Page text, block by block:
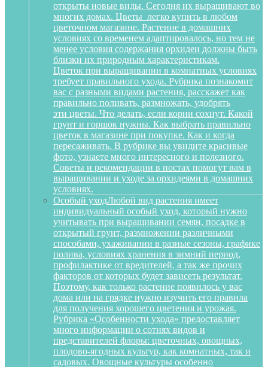
открыты новые виды. Сегодня их выращивают во
многих домах. Цветы легко купить в любом
цветочном магазине. Растение в домашних
условиях со временем адаптировалось, но тем не
менее условия содержания орхидеи должны быть
близки их природным характеристикам.
Цветок при выращивании в комнатных условиях
требует правильного ухода. Рубрика познакомит
вас с разными видами растения, расскажет как
правильно поливать, размножать, удобрять
эти цветы. Что делать, если корни сохнут. Какой
грунт и горшок нужны. Как выбрать правильно
цветок в магазине при покупке. Как и когда
пересаживать. В рубрике вы увидите красивые
фото, узнаете много интересного и полезного.
Советы и рекомендации в постах помогут вам в
выращивании и уходе за орхидеями в домашних
условиях.
Особый уходЛюбой вид растения имеет
индивидуальный особый уход, который нужно
учитывать при выращивании семян, посадке в
открытый грунт, размножении различными
способами, ухаживании в разные сезоны, графике
полива, условиях хранения в зимний период,
профилактике от вредителей, а так же прочих
факторов от которых будет зависеть результат.
Поэтому, как только растение появилось у вас
дома или на грядке нужно изучить его правила
для получения хорошего цветения и урожая.
Рубрика «Особенности ухода» предоставляет
много информации о сотнях видов и
представителей флоры: цветочных, овощных,
плодово-ягодных культур, как комнатных, так и
садовых. Овощные культуры особенно